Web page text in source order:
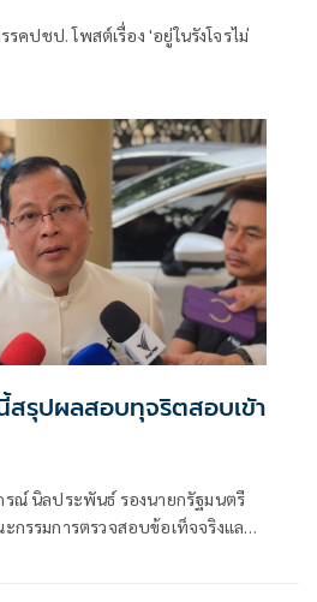
ปชป. โพสต์เรื่อง 'อยู่ในรังโจรไม่
รุปผลสอบทุจริตสอบเขัา
ณ์ นิลประพันธ์ รองนายกรัฐมนตรี
รรมการตรวจสอบข้อเท็จจริงและ